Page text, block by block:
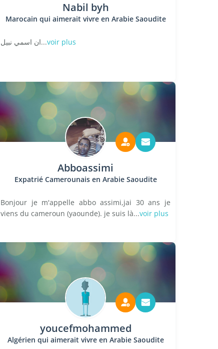
Nabil byh
Marocain qui aimerait vivre en Arabie Saoudite
ان اسمي نبيل...voir plus
Abboassimi
Expatrié Camerounais en Arabie Saoudite
Bonjour je m'appelle abbo assimi,jai 30 ans je
viens du cameroun (yaounde). je suis là...voir plus
youcefmohammed
Algérien qui aimerait vivre en Arabie Saoudite